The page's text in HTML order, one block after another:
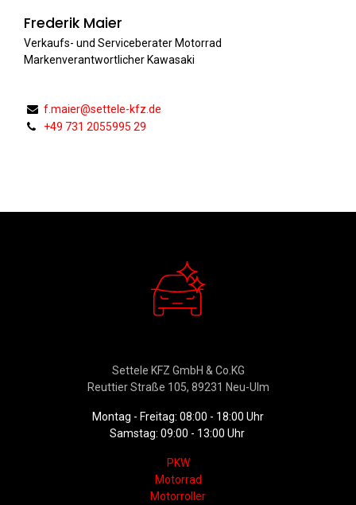
Frederik Maier
Verkaufs- und Serviceberater Motorrad
Markenverantwortlicher Kawasaki
f.maier@settele-kfz.de
+49 731 2055995 29
Settele KFZ GmbH & Co.KG
Reuttier Straße 105, 89231 Neu-Ulm
Montag - Freitag: 08:00 - 18:00 Uhr
Samstag: 09:00 - 13:00 Uhr
PKW
Motorrad
Motorroller